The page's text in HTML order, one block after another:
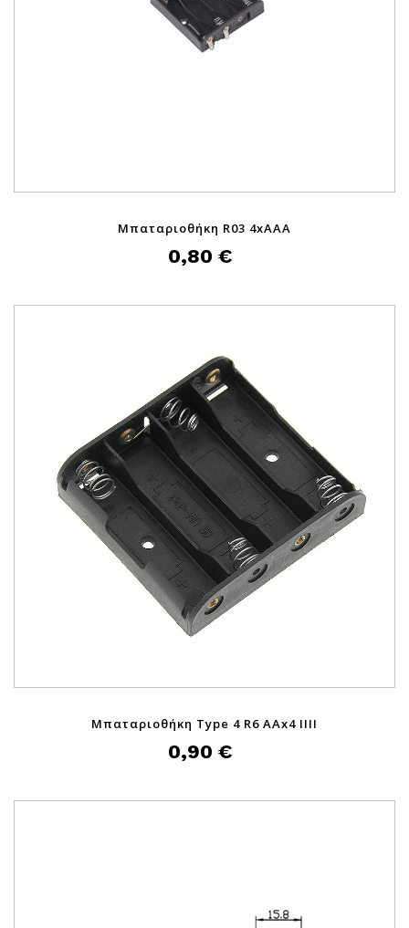
Μπαταριοθήκη R03 4xAAA
0,80 €
Μπαταριοθήκη Type 4 R6 AAx4 IIII
0,90 €